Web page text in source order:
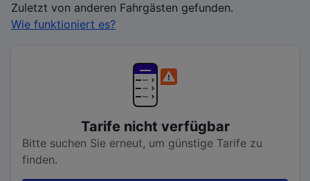
Zuletzt von anderen Fahrgästen gefunden.
Wie funktioniert es?
Tarife nicht verfügbar
Bitte suchen Sie erneut, um günstige Tarife zu
finden.